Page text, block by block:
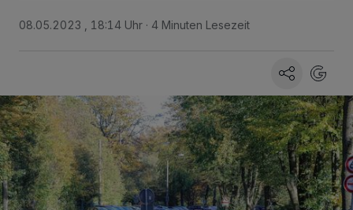
08.05.2023 , 18:14 Uhr 4 Minuten Lesezeit